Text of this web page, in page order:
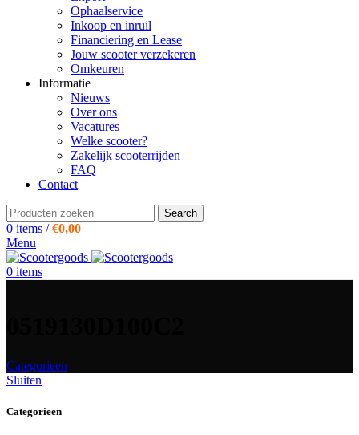
Ophaalservice
Inkoop en inruil
Financiering en Lease
Jouw scooter verzekeren
Omkeuren
Informatie
Nieuws
Over ons
Vacatures
Welke scooter?
Zakelijk scooterrijden
FAQ
Contact
Search
0 items / €0,00
Menu
0 items
Categorieen
Sluiten
Categorieen